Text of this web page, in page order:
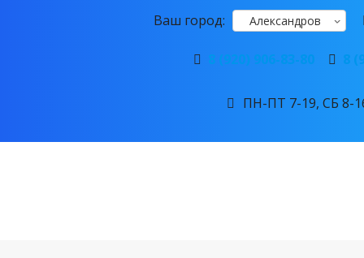
Ваш город: Александров
8 (920) 906-83-80 8
ПН-ПТ 7-19, СБ 8-